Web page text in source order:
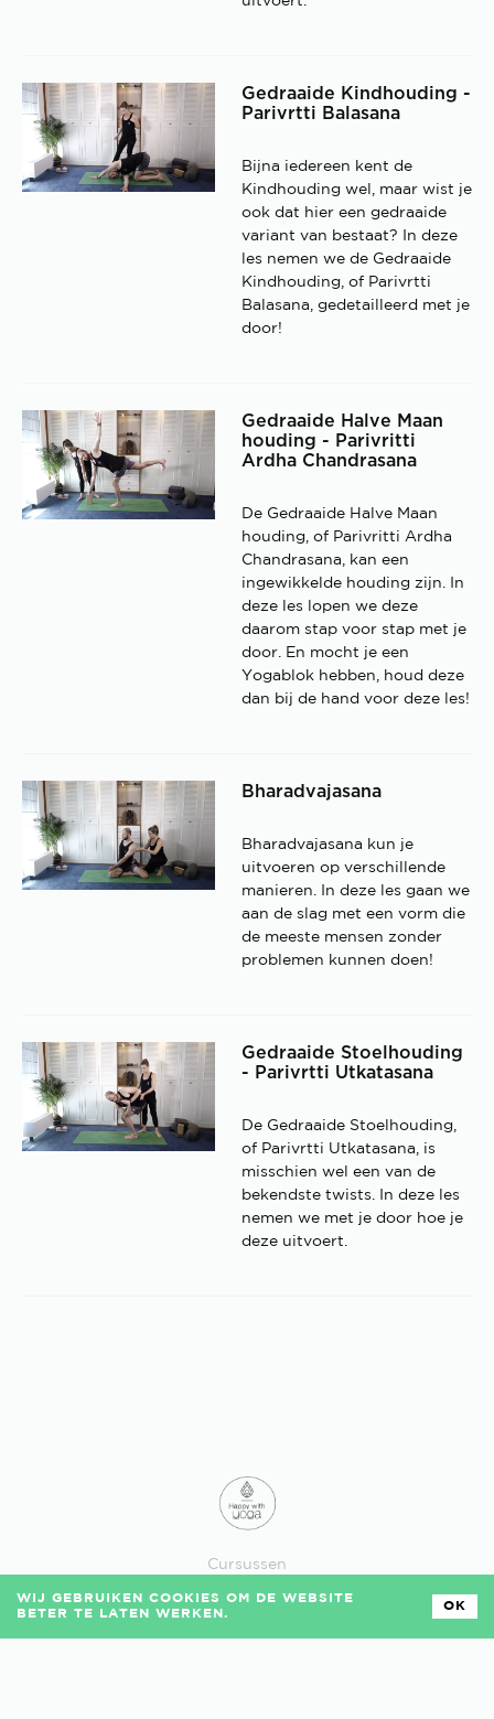
Gedraaide Kindhouding -
Parivrtti Balasana
Bijna iedereen kent de
Kindhouding wel, maar wist je
ook dat hier een gedraaide
variant van bestaat? In deze
les nemen we de Gedraaide
Kindhouding, of Parivrtti
Balasana, gedetailleerd met je
door!
Gedraaide Halve Maan
houding - Parivritti
Ardha Chandrasana
De Gedraaide Halve Maan
houding, of Parivritti Ardha
Chandrasana, kan een
ingewikkelde houding zijn. In
deze les lopen we deze
daarom stap voor stap met je
door. En mocht je een
Yogablok hebben, houd deze
dan bij de hand voor deze les!
Bharadvajasana
Bharadvajasana kun je
uitvoeren op verschillende
manieren. In deze les gaan we
aan de slag met een vorm die
de meeste mensen zonder
problemen kunnen doen!
Gedraaide Stoelhouding
- Parivrtti Utkatasana
De Gedraaide Stoelhouding,
of Parivrtti Utkatasana, is
misschien wel een van de
bekendste twists. In deze les
nemen we met je door hoe je
deze uitvoert.
Cursussen
Veelgestelde vragen
Algemene voorwaarden
Privacy
WIJ GEBRUIKEN COOKIES OM DE WEBSITE
BETER TE LATEN WERKEN.
OK